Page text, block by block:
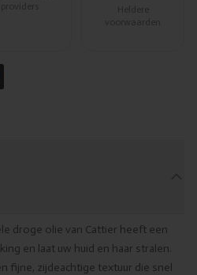
providers
Heldere
voorwaarden
droge olie van Cattier heeft een
en laat uw huid en haar stralen.
fijne, zijdeachtige textuur die snel